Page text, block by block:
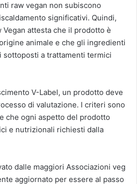
raw vegan non subiscono
significativi. Quindi,
Vegan attesta che il prodotto è
animale e che gli ingredienti
sottoposti a trattamenti termici
V-Label, un prodotto deve
di valutazione. I criteri sono
che ogni aspetto del prodotto
e nutrizionali richiesti dalla
dalle maggiori Associazioni veg
aggiornato per essere al passo